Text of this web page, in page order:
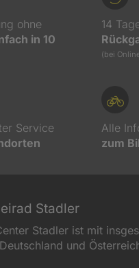
ohne
in 10
14
(bei
Service
Alle
zum
Stadler
Stadler ist mit
und